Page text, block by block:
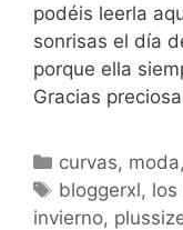
podéis leerla
sonrisas el día
porque ella
Gracias
Categorías
curvas, moda,
Etiquetas
bloggerxl, los
invierno,